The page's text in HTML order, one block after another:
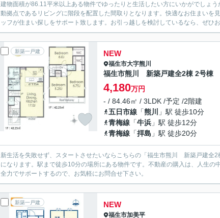
建物面積が86.11平米以上ある物件でゆったりと生活したい方にいかがでしょ
動拠点であるリビングに階段を配置した間取りとなります。快適なお住まいを
ッフが住まい探しをサポート致します。お引っ越しを検討しているなら、ぜひ
新築一戸建 NEW
福生市大字熊川
福生市熊川 新築戸建全2棟 2号棟
4,180万円
- / 84.46㎡ / 3LDK /予定 /2階建
五日市線 「熊川
」駅 徒歩10分
青梅線 「牛浜 」駅 徒歩12分
青梅線 「拝島 」駅 徒歩20分
新生活を失敗せず、スタートさせたいならこちらの「福生市熊川 新築戸建全
になります。駅まで徒歩10分の場所にある物件です。不動産の購入は、人生
全力でサポートするので、お気軽にお問合せ下さい。
新築一戸建 NEW
福生市加美平